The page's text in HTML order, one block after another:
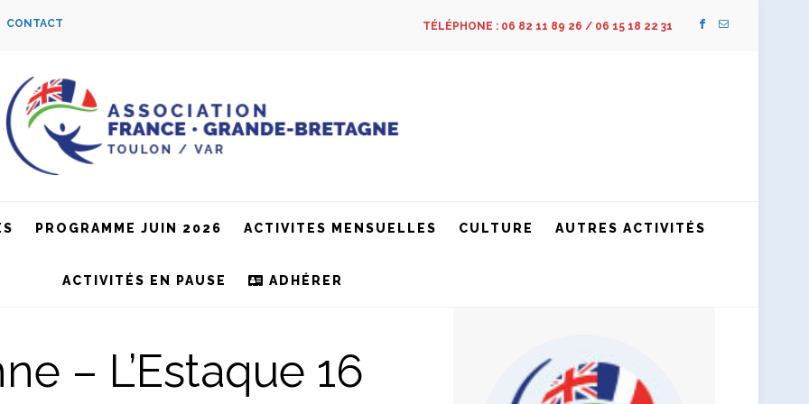
CONTACT TÉLÉPHONE : 06 82 11 89 26 / 06 15 18 22 31
PROGRAMME JUIN 2026 ACTIVITES MENSUELLES CULTURE AUTRES ACTIVITÉS
ACTIVITÉS EN PAUSE ADHÉRER
– L’Estaque 16